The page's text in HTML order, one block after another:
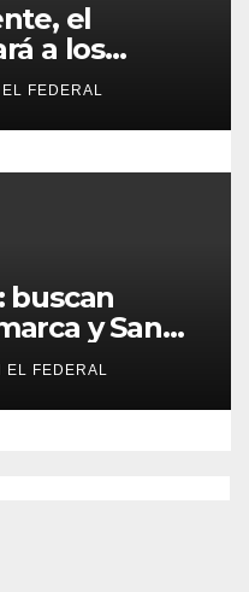
el
a los
el
FEDERAL
buscan
y San
puestos
EL FEDERAL